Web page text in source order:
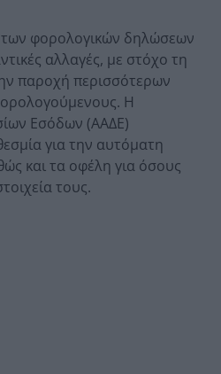
φορολογικών δηλώσεων
αλλαγές, με στόχο τη
παροχή περισσότερων
Η
Εσόδων (ΑΑΔΕ)
για την αυτόματη
και τα οφέλη για όσους
τους.